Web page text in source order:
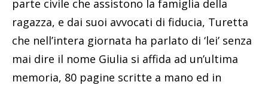
parte civile che assistono la famiglia della
ragazza, e dai suoi avvocati di fiducia, Turetta
che nell’intera giornata ha parlato di ‘lei’ senza
mai dire il nome Giulia si affida ad un’ultima
memoria, 80 pagine scritte a mano ed in